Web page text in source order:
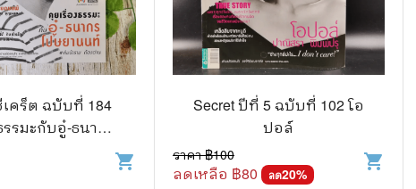
เคร็ต ฉบับที่ 184
รมะกับอู๋-ธนากร
shopping_cart
Secret ปีที่ 5 ฉบับที่ 102 โอ
ปอล์
ราคา ฿100
ลดเหลือ ฿80 ลด20%
shopping_cart
น์
น รายสัปดาห์